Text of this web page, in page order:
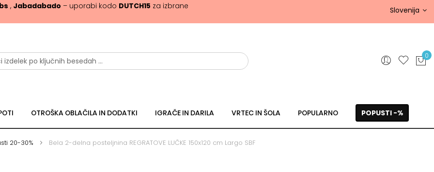
, Jabadabado – uporabi kodo DUTCH15 za izbrane
Slovenija
0
OTROŠKA OBLAČILA IN DODATKI IGRAČE IN DARILA VRTEC IN ŠOLA POPULARNO POPUSTI -%
20-30% Bela 2-delna posteljnina REGRATOVE LUČKE 150x120 cm Largo SBF